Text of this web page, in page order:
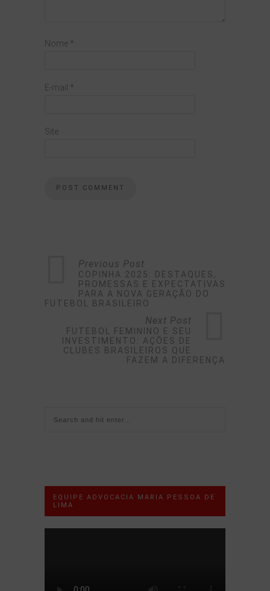
Nome *
E-mail *
Site
Previous Post
COPINHA 2025: DESTAQUES,
PROMESSAS E EXPECTATIVAS
PARA A NOVA GERAÇÃO DO
FUTEBOL BRASILEIRO
Next Post
FUTEBOL FEMININO E SEU
INVESTIMENTO: AÇÕES DE
CLUBES BRASILEIROS QUE
FAZEM A DIFERENÇA
EQUIPE ADVOCACIA MARIA PESSOA DE
LIMA